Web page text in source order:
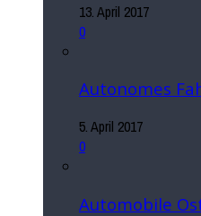
13. April 2017
0
Autonomes
5. April 2017
0
Automobile